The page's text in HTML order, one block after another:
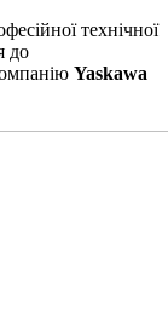
технічної
до
Yaskawa